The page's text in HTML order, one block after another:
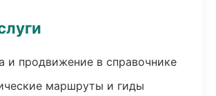
и продвижение в справочнике
маршруты и гиды